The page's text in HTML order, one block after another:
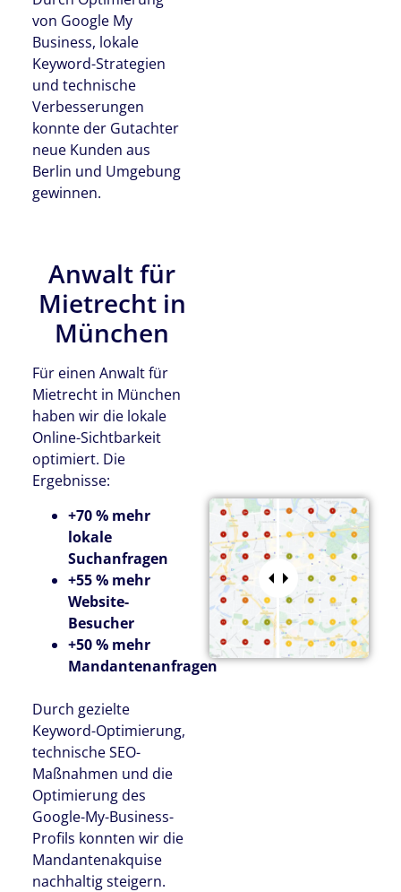
von Google My
Business, lokale
Keyword-Strategien
und technische
Verbesserungen
konnte der Gutachter
neue Kunden aus
Berlin und Umgebung
gewinnen.
Anwalt für
Mietrecht in
München
Für einen Anwalt für
Mietrecht in München
haben wir die lokale
Online-Sichtbarkeit
optimiert. Die
Ergebnisse:
+70 % mehr
lokale
Suchanfragen
+55 % mehr
Website-
Besucher
+50 % mehr
Mandantenanfragen
Durch gezielte
Keyword-Optimierung,
technische SEO-
Maßnahmen und die
Optimierung des
Google-My-Business-
Profils konnten wir die
Mandantenakquise
nachhaltig steigern.